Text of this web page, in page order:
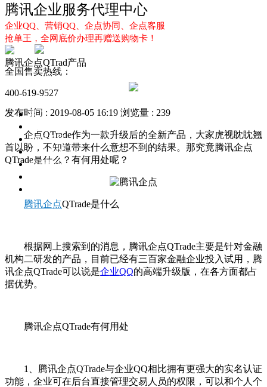
腾讯企业服务代理中心
企业QQ、营销QQ、企点协同、企点客服
抢单王，全网底价办理再赠送购物卡！
全国售卖热线：
400-619-9527
首页
企点服务
企业QQ2.0
企点协同
腾讯企点QTrad产品
发布时间 : 2019-08-05 16:19 浏览量 : 239
企点QTrade作为一款升级后的全新产品，大家虎视眈眈翘
首以盼，不知道带来什么意想不到的结果。那究竟腾讯企点
QTrade是什么？有何用处呢？
腾讯企点QTrade是什么
根据网上搜索到的消息，腾讯企点QTrade主要是针对金融
机构二研发的产品，目前已经有三百家金融企业投入试用，腾
讯企点QTrade可以说是企业QQ的高端升级版，在各方面都占
据优势。
腾讯企点QTrade有何用处
1、腾讯企点QTrade与企业QQ相比拥有更强大的实名认证
功能，企业可在后台直接管理交易人员的权限，可以和个人个